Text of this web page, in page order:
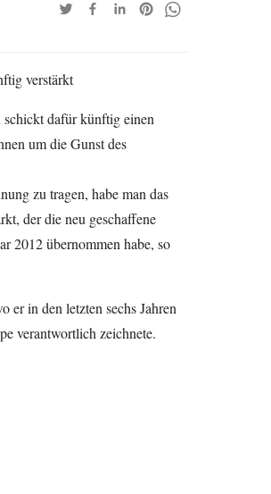
verstärkt
dafür künftig einen
um die Gunst des
zu tragen, habe man das
der die neu geschaffene
2012 übernommen habe, so
er in den letzten sechs Jahren
verantwortlich zeichnete.